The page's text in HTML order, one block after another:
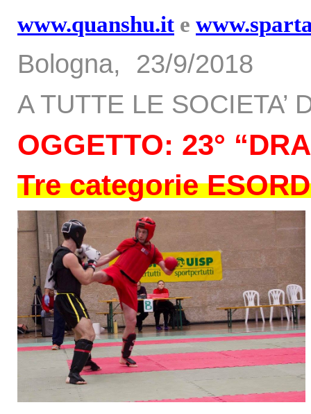
www.quanshu.it e
Bologna, 23/9/2018
A TUTTE LE SOCIETA’
OGGETTO: 23°
Tre categorie